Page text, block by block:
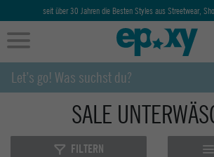
seit über 30 Jahren die Besten Styles aus Streetwear,
SALE
FILTERN